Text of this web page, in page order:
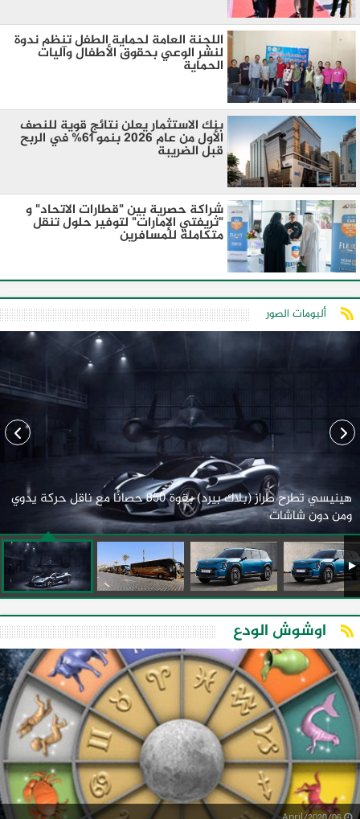
اللجنة العامة لحماية الطفل تنظم ندوة
لنشر الوعي بحقوق الأطفال وآليات
الحماية
بنك الاستثمار يعلن نتائج قوية للنصف
الأول من عام 2026 بنمو 61% في الربح
قبل الضريبة
شراكة حصرية بين "قطارات الاتحاد" و
"ثريفتي الإمارات" لتوفير حلول تنقل
متكاملة للمسافرين
ألبومات الصور
هينيسي تطرح طراز (بلاك بيرد) بقوة 850 حصانًا مع ناقل حركة يدوي
ومن دون شاشات
اوشوش الودع